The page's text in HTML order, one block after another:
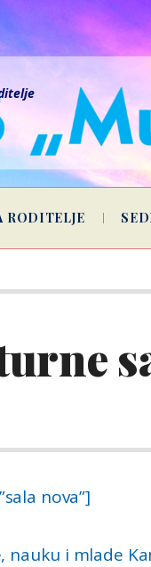
RODITELJE
nova”]
nauku i mlade